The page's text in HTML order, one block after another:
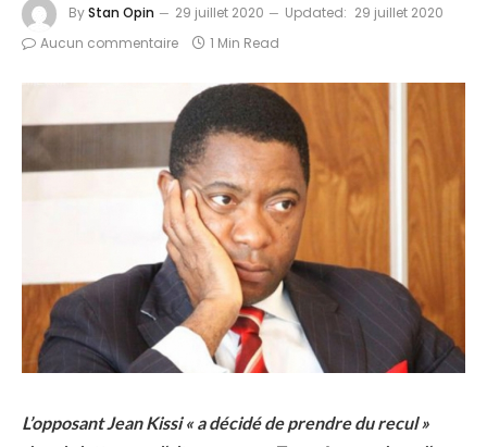
ByStan Opin 29 juillet 2020 Updated: 29 juillet 2020
Aucun commentaire
1 Min Read
L’opposant Jean Kissi « a décidé de prendre du recul »